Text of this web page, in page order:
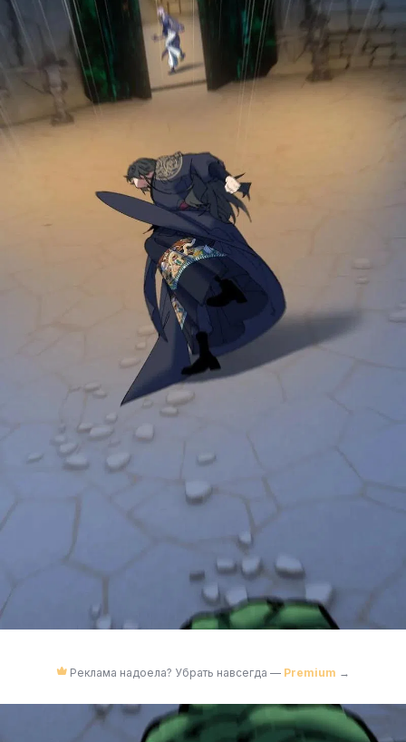
Реклама надоела? Убрать навсегда — Premium →